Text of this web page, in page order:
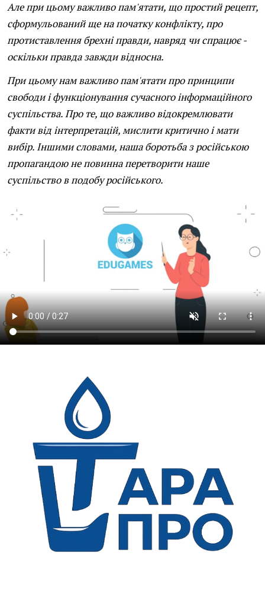
Але при цьому важливо пам'ятати, що простий рецепт,
сформульований ще на початку конфлікту, про
протиставлення брехні правди, навряд чи спрацює -
оскільки правда завжди відносна.
При цьому нам важливо пам'ятати про принципи
свободи і функціонування сучасного інформаційного
суспільства. Про те, що важливо відокремлювати
факти від інтерпретацій, мислити критично і мати
вибір. Іншими словами, наша боротьба з російською
пропагандою не повинна перетворити наше
суспільство в подобу російського.